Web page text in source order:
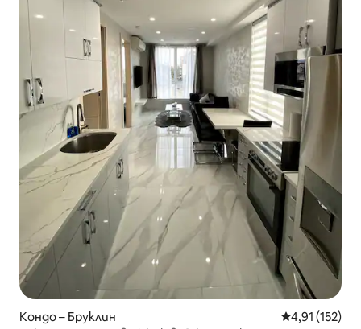
Кондо – Бруклин Средна
4,91 (152)